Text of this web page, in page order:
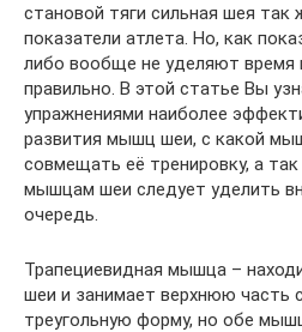
становой тяги сильная шея так
показатели атлета. Но, как
либо вообще не уделяют время
правильно. В этой статье Вы
упражнениями наиболее
развития мышц шеи, с какой
совмещать её тренировку, а
мышцам шеи следует уделить
очередь.
Трапециевидная мышца –
шеи и занимает верхнюю часть
треугольную форму, но обе